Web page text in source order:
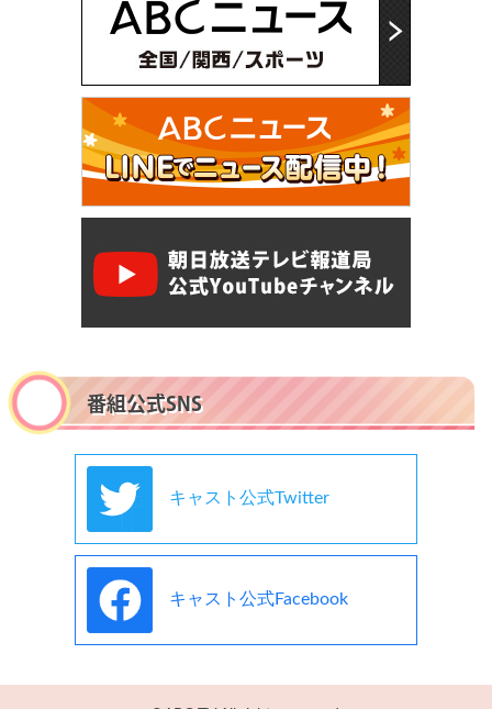
番組公式SNS
キャスト公式Twitter
キャスト公式Facebook